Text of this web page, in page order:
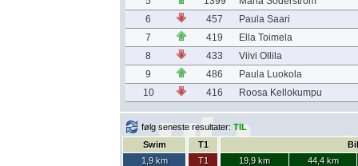
6
457
Paula Saari
7
419
Ella Toimela
8
433
Viivi Ollila
9
486
Paula Luokola
10
416 Roosa Kellokumpu
følg seneste resultater: TIL
Swim
1,9 km
T1
T1
19,9 km
44,4 km